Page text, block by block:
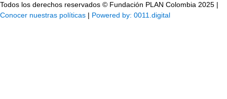
Todos los derechos reservados © Fundación PLAN Colombia 2025 |
Conocer nuestras políticas | Powered by: 0011.digital